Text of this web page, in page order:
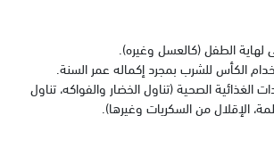
الطفل (كالعسل وغيره).
الكأس للشرب بمجرد إكماله عمر السنة.
الغذائية الصحية (تناول الخضار والفواكه، تناول
الإقلال من السكريات وغيرها).